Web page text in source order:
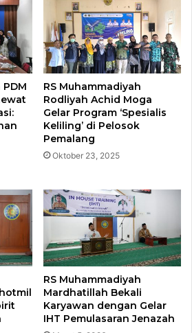
​RS Muhammadiyah
Rodliyah Achid Moga
Gelar Program ‘Spesialis
Keliling’ di Pelosok
Pemalang​
Oktober 23, 2025
RS Muhammadiyah
Mardhatillah Bekali
Karyawan dengan Gelar
IHT Pemulasaran Jenazah